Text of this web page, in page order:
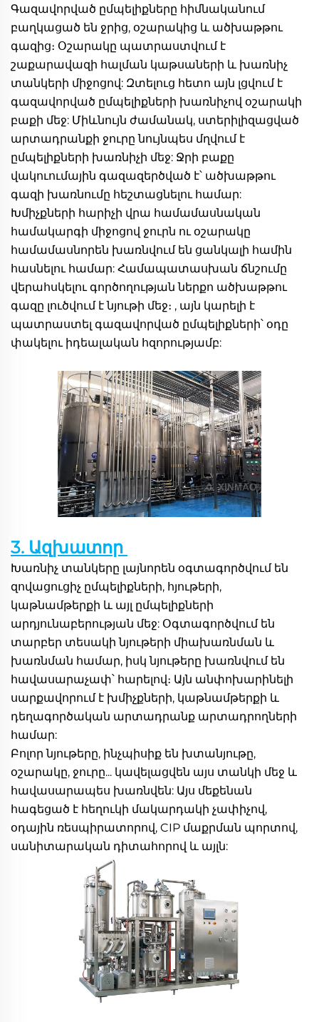
Գազավորված ըմպելիքները հիմնականում
բաղկացած են ջրից, օշարակից և ածխաթթու
գազից։ Օշարակը պատրաստվում է
շաքարավազի հալման կաթսաների և խառնիչ
տանկերի միջոցով: Զտելուց հետո այն լցվում է
գազավորված ըմպելիքների խառնիչով օշարակի
բաքի մեջ: Միևնույն ժամանակ, ստերիլիզացված
արտադրանքի ջուրը նույնպես մղվում է
ըմպելիքների խառնիչի մեջ: Ջրի բաքը
վակուումային գազազերծված է՝ ածխաթթու
գազի խառնումը հեշտացնելու համար:
Խմիչքների հարիչի վրա համամասնական
համակարգի միջոցով ջուրն ու օշարակը
համամասնորեն խառնվում են ցանկալի համին
հասնելու համար: Համապատասխան ճնշումը
վերահսկելու գործողության ներքո ածխաթթու
գազը լուծվում է նյութի մեջ։ , այն կարելի է
պատրաստել գազավորված ըմպելիքների՝ օդը
փակելու իդեալական հզորությամբ:
3. Ազխատոր
Խառնիչ տանկերը լայնորեն օգտագործվում են
զովացուցիչ ըմպելիքների, հյութերի,
կաթնամթերքի և այլ ըմպելիքների
արդյունաբերության մեջ: Օգտագործվում են
տարբեր տեսակի նյութերի միախառնման և
խառնման համար, իսկ նյութերը խառնվում են
հավասարաչափ՝ հարելով։ Այն անփոխարինելի
սարքավորում է խմիչքների, կաթնամթերքի և
դեղագործական արտադրանք արտադրողների
համար:
Բոլոր նյութերը, ինչպիսիք են խտանյութը,
օշարակը, ջուրը... կավելացվեն այս տանկի մեջ և
հավասարապես խառնվեն: Այս մեքենան
հագեցած է հեղուկի մակարդակի չափիչով,
օդային ռեսպիրատորով, CIP մաքրման պորտով,
սանիտարական դիտահորով և այլն: